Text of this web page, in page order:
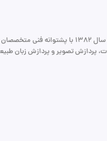
عصر گویش پرداز فعال‌ترین شرکت ایرانی در
پردازش تصویر و پردازش زبان